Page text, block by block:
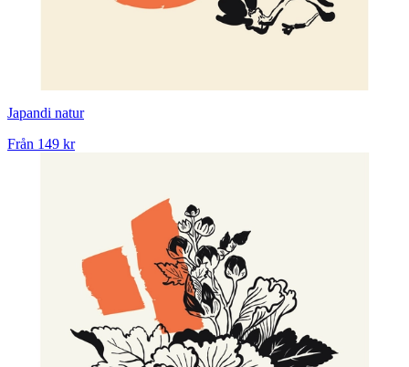
Japandi natur
Från 149 kr